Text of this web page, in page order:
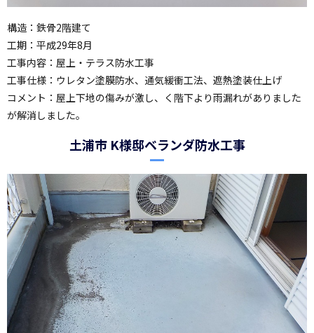
構造：鉄骨2階建て
工期：平成29年8月
工事内容：屋上・テラス防水工事
工事仕様：ウレタン塗膜防水、通気緩衝工法、遮熱塗装仕上げ
コメント：屋上下地の傷みが激し、く階下より雨漏れがありました
が解消しました。
土浦市 K様邸ベランダ防水工事